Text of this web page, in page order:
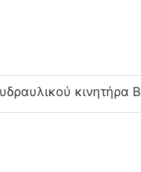
κινητήρα